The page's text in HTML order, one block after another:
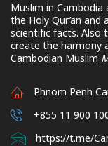
Muslim in
the Holy Qur’an
scientific facts. Also
create the harmony
Cambodian Muslim
Phnom Penh
+855 11 900
https://t.me/